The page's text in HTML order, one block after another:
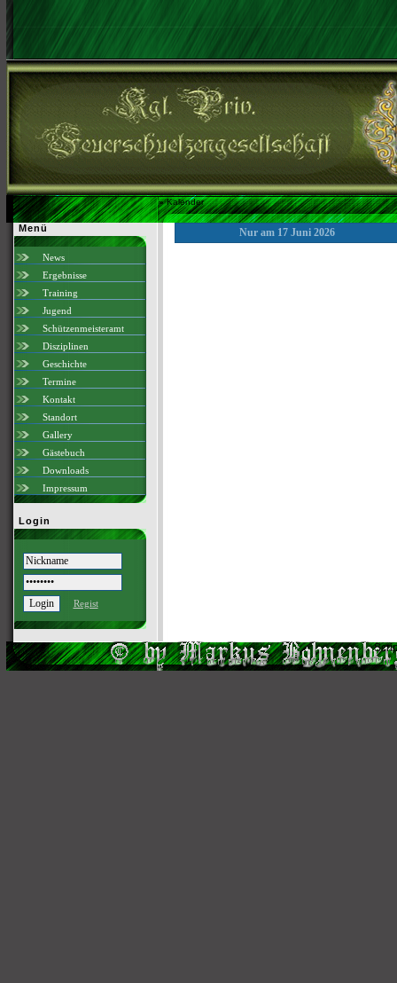
»Kalender
Menü
News
Ergebnisse
Training
Jugend
Schützenmeisteramt
Disziplinen
Geschichte
Termine
Kontakt
Standort
Gallery
Gästebuch
Downloads
Impressum
Login
Regist
Nur am 17 Juni 2026